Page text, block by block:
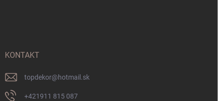
KONTAKT
topdekor@hotmail.sk
+421911 815 087